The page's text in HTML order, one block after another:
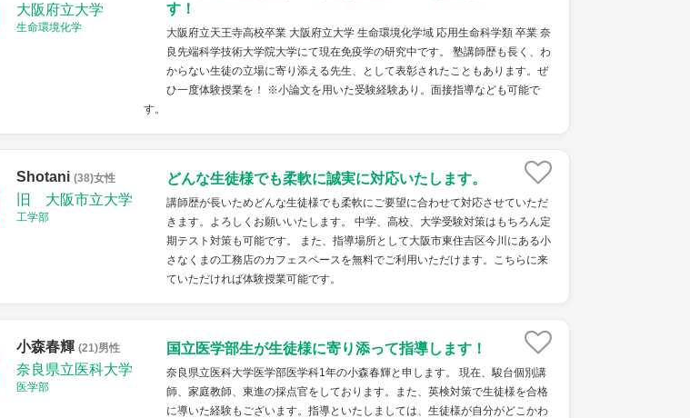
大阪府立大学
生命環境化学
す！
大阪府立天王寺高校卒業 大阪府立大学 生命環境化学域 応用生命科学類 卒業 奈
良先端科学技術大学院大学にて現在免疫学の研究中です。 塾講師歴も長く、わ
からない生徒の立場に寄り添える先生、として表彰されたこともあります。ぜ
ひ一度体験授業を！ ※小論文を用いた受験経験あり。面接指導なども可能で
す。
Shotani (38)女性
旧 大阪市立大学
工学部
どんな生徒様でも柔軟に誠実に対応いたします。
講師歴が長いためどんな生徒様でも柔軟にご要望に合わせて対応させていただ
きます。よろしくお願いいたします。 中学、高校、大学受験対策はもちろん定
期テスト対策も可能です。 また、指導場所として大阪市東住吉区今川にある小
さなくまの工務店のカフェスペースを無料でご利用いただけます。こちらに来
ていただければ体験授業可能です。
小森春輝 (21)男性
奈良県立医科大学
医学部
国立医学部生が生徒様に寄り添って指導します！
奈良県立医科大学医学部医学科1年の小森春輝と申します。 現在、駿台個別講
師、家庭教師、東進の採点官をしております。また、英検対策で生徒様を合格
に導いた経験もございます。指導といたしましては、生徒様が自分がどこかわ